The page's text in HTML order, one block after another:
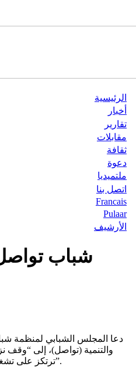
الرئيسية
أخبار
تقارير
مقابلات
ثقافة
دعوة
ملتميديا
اتصل بنا
Francais
Pulaar
الأرشيف
شباب
دعا المجلس الشبابي لمنظمة
والتنمية (تواصل)، إلى
ترتكز على تشغيل الشباب وخلق مشاريع تنموية”.